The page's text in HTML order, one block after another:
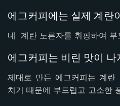
에그커피에는 실제 계란
네. 계란 노른자를 휘핑하여
에그커피는 비린 맛이 나
제대로 만든 에그커피는 계
치기 때문에 부드럽고 고소한